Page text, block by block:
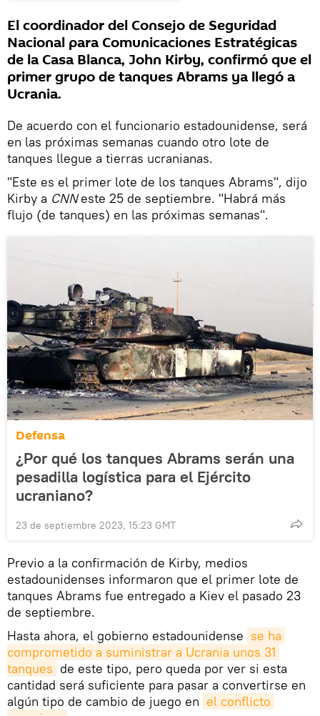
El coordinador del Consejo de Seguridad
Nacional para Comunicaciones Estratégicas
de la Casa Blanca, John Kirby, confirmó que el
primer grupo de tanques Abrams ya llegó a
Ucrania.
De acuerdo con el funcionario estadounidense, será
en las próximas semanas cuando otro lote de
tanques llegue a tierras ucranianas.
"Este es el primer lote de los tanques Abrams", dijo
Kirby a CNNeste 25 de septiembre. "Habrá más
flujo (de tanques) en las próximas semanas".
Defensa
¿Por qué los tanques Abrams serán una
pesadilla logística para el Ejército
ucraniano?
23 de septiembre 2023, 15:23 GMT
Previo a la confirmación de Kirby, medios
estadounidenses informaron que el primer lote de
tanques Abrams fue entregado a Kiev el pasado 23
de septiembre.
Hasta ahora, el gobierno estadounidense se ha
comprometido a suministrar a Ucrania unos 31
tanques de este tipo, pero queda por ver si esta
cantidad será suficiente para pasar a convertirse en
algún tipo de cambio de juego en el conflicto